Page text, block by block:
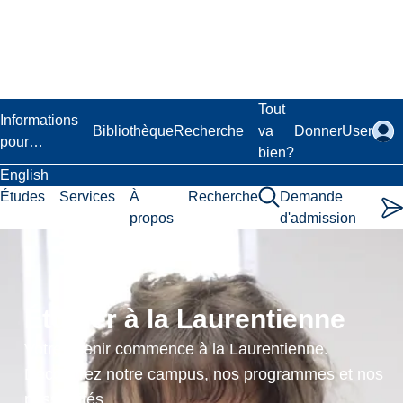
Informations
pour…
BibliothèqueRecherche
Tout
va
bien?
DonnerUser
English
Études
Services
À
propos
Recherche
Demande
d'admission
Étudier à la Laurentienne
Votre avenir commence à la Laurentienne.
Découvrez notre campus, nos programmes et nos
possibilités.
gestion